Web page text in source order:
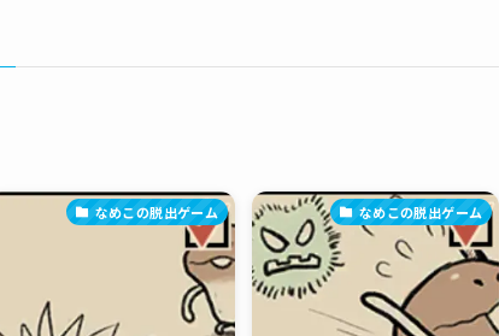
なめこの脱出ゲーム なめこの脱出ゲーム